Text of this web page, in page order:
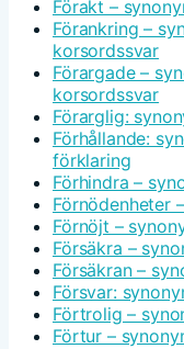
Förakt –
Förankring –
korsordssvar
Förargade –
korsordssvar
Förarglig:
Förhållande:
förklaring
Förhindra –
Förnödenheter
Förnöjt –
Försäkra –
Försäkran –
Försvar:
Förtrolig –
Förtur –